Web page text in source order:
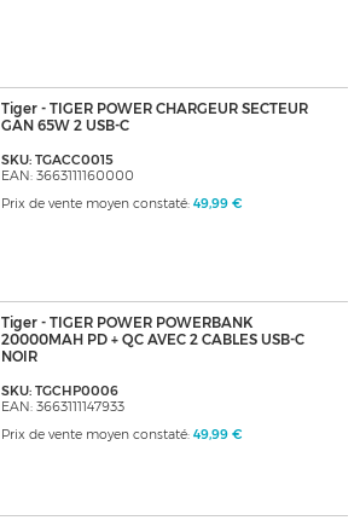
Tiger - TIGER POWER CHARGEUR SECTEUR
GAN 65W 2 USB-C
SKU: TGACC0015
EAN: 3663111160000
Prix de vente moyen constaté: 49,99 €
Tiger - TIGER POWER POWERBANK
20000MAH PD + QC AVEC 2 CABLES USB-C
NOIR
SKU: TGCHP0006
EAN: 3663111147933
Prix de vente moyen constaté: 49,99 €